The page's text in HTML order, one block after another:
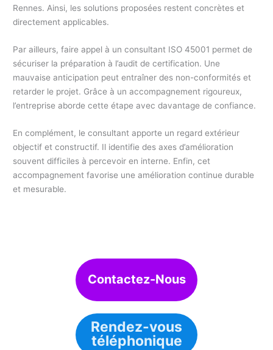
Rennes. Ainsi, les solutions proposées restent concrètes et
directement applicables.
Par ailleurs, faire appel à un consultant ISO 45001 permet de
sécuriser la préparation à l’audit de certification. Une
mauvaise anticipation peut entraîner des non-conformités et
retarder le projet. Grâce à un accompagnement rigoureux,
l’entreprise aborde cette étape avec davantage de confiance.
En complément, le consultant apporte un regard extérieur
objectif et constructif. Il identifie des axes d’amélioration
souvent difficiles à percevoir en interne. Enfin, cet
accompagnement favorise une amélioration continue durable
et mesurable.
Contactez-Nous
Rendez-vous
téléphonique